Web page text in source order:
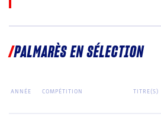
PALMARÈS EN SÉLECTION
ANNÉE COMPÉTITION TITRE(S)